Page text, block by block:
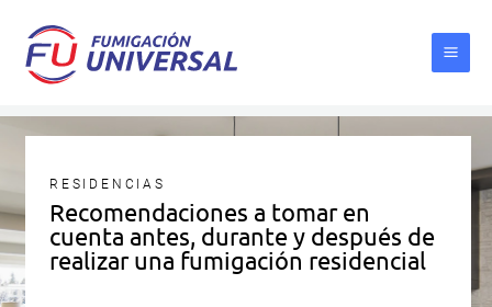
contenido
Recomendaciones a tomar en
cuenta antes, durante y después de
realizar una fumigación residencial
RESIDENCIAS